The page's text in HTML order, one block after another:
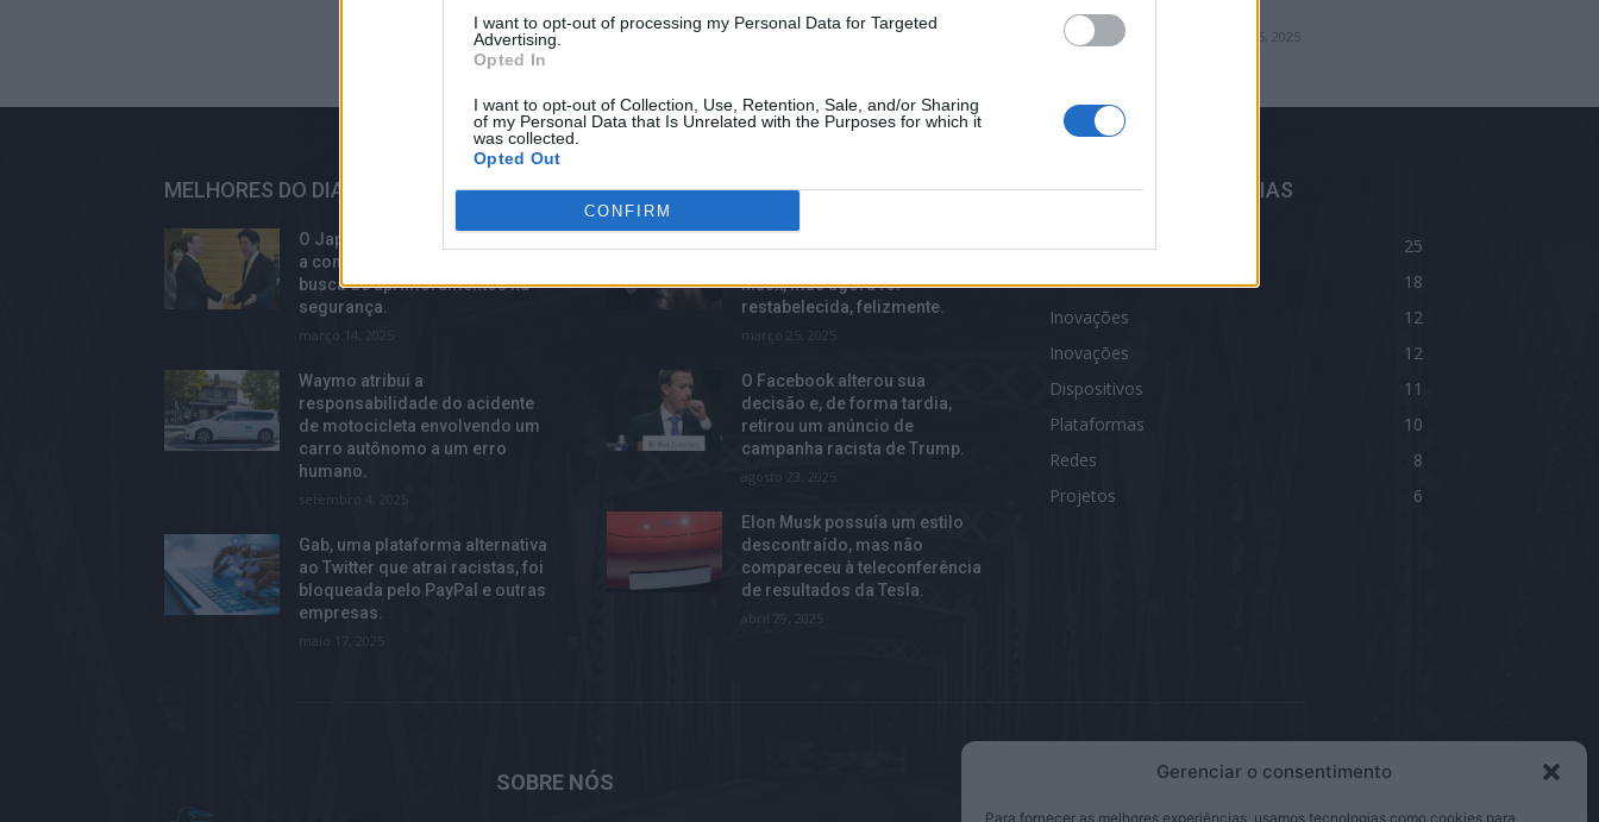
I want to opt-out of processing my Personal Data for Targeted
Advertising.
Opted In
I want to opt-out of Collection, Use, Retention, Sale, and/or Sharing
of my Personal Data that Is Unrelated with the Purposes for which it
was collected.
Opted Out
CONFIRM
Gerenciar o consentimento
Para fornecer as melhores experiências, usamos tecnologias como cookies para
setembro 15, 2025
MELHORES DO DIA
O Japão é a nação mais recente
a confrontar o Facebook em
busca de aprimoramentos na
segurança.
março 14, 2025
Waymo atribui a
responsabilidade do acidente
de motocicleta envolvendo um
carro autônomo a um erro
humano.
setembro 4, 2025
Gab, uma plataforma alternativa
ao Twitter que atrai racistas, foi
bloqueada pelo PayPal e outras
empresas.
maio 17, 2025
TOP TRENDS
Musk, mas agora foi
restabelecida, felizmente.
março 25, 2025
O Facebook alterou sua
decisão e, de forma tardia,
retirou um anúncio de
campanha racista de Trump.
agosto 23, 2025
Elon Musk possuía um estilo
descontraído, mas não
compareceu à teleconferência
de resultados da Tesla.
abril 29, 2025
MELHORES CATEGORIAS
Blog
25
Privacidade
18
Inovações
12
Inovações
12
Dispositivos
11
Plataformas
10
Redes
8
Projetos
6
SOBRE NÓS